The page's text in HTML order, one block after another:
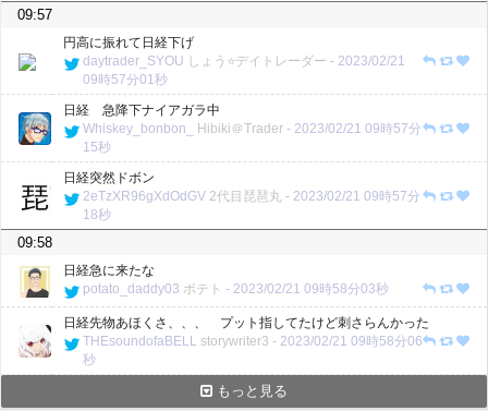
09:57
円高に振れて日経下げ
daytrader_SYOU
しょう⭐️デイトレーダー - 2023/02/21
09時57分01秒
日経 急降下ナイアガラ中
Whiskey_bonbon_
Hibiki＠Trader - 2023/02/21 09時57分
15秒
日経突然ドボン
2eTzXR96gXdOdGV 2代目琵琶丸 - 2023/02/21 09時57分
18秒
09:58
日経急に来たな
potato_daddy03 ポテト - 2023/02/21 09時58分03秒
日経先物あほくさ、、、 プット指してたけど刺さらんかった
THEsoundofaBELL storywriter3 - 2023/02/21 09時58分06
秒
もっと見る